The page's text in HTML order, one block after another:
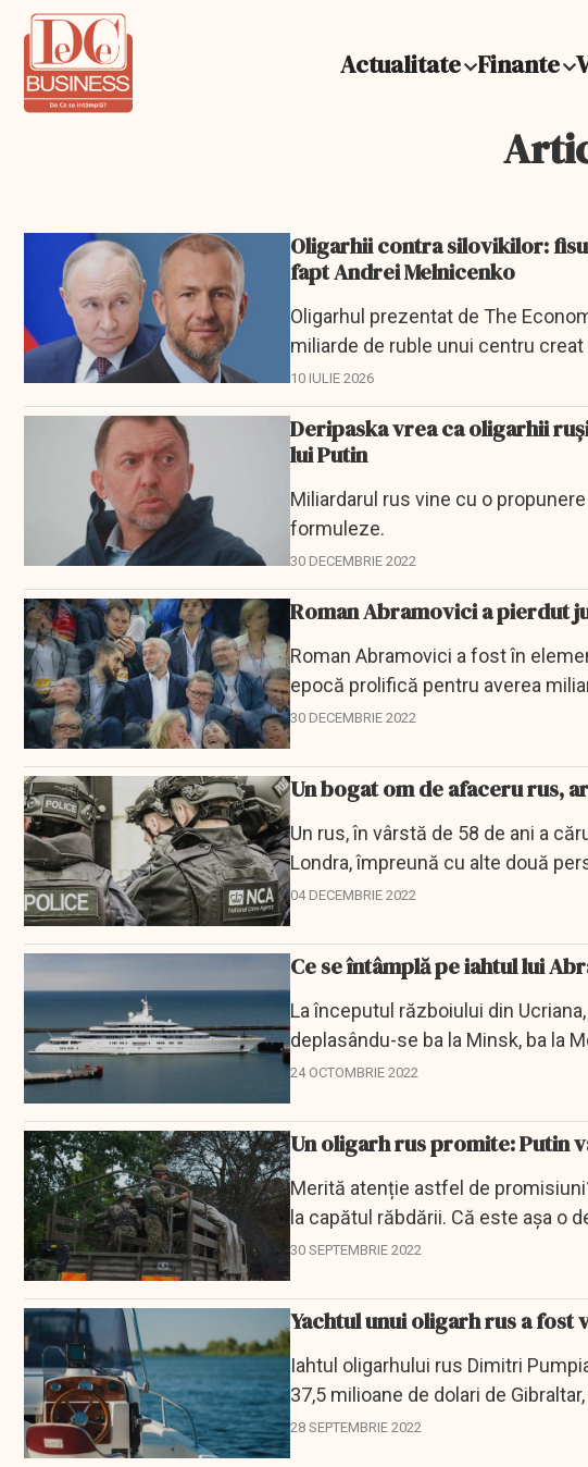
Actualitate Finante
Oligarhii contra silovikilor:
fapt Andrei Melnicenko
Oligarhul prezentat de The
miliarde de ruble unui centru creat
10 IULIE 2026
Deripaska vrea ca oligarhii
lui Putin
Miliardarul rus vine cu o
formuleze.
30 DECEMBRIE 2022
Roman Abramovici a pierdut
Roman Abramovici a fost în
epocă prolifică pentru averea
Ucrainei de...
30 DECEMBRIE 2022
Un bogat om de afaceru rus,
Un rus, în vârstă de 58 de ani a
Londra, împreună cu alte două
Marea...
04 DECEMBRIE 2022
Ce se întâmplă pe iahtul lui
La începutul războiului din
deplasându-se ba la Minsk, ba la
încercarea,...
24 OCTOMBRIE 2022
Un oligarh rus promite: Putin
Merită atenție astfel de
la capătul răbdării. Că este așa o
ar...
30 SEPTEMBRIE 2022
Yachtul unui oligarh rus a
Iahtul oligarhului rus Dimitri
37,5 milioane de dolari de
autoritatea...
28 SEPTEMBRIE 2022